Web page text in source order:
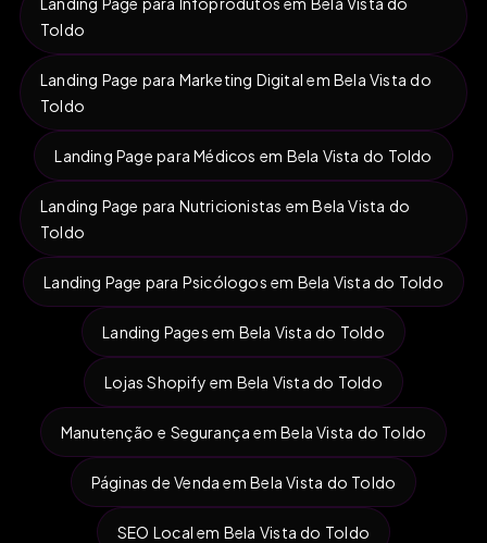
Toldo
Landing Page para Marketing Digital em Bela Vista do
Toldo
Landing Page para Médicos em Bela Vista do Toldo
Landing Page para Nutricionistas em Bela Vista do
Toldo
Landing Page para Psicólogos em Bela Vista do Toldo
Landing Pages em Bela Vista do Toldo
Lojas Shopify em Bela Vista do Toldo
Manutenção e Segurança em Bela Vista do Toldo
Páginas de Venda em Bela Vista do Toldo
SEO Local em Bela Vista do Toldo